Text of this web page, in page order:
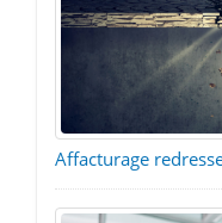
Affacturage